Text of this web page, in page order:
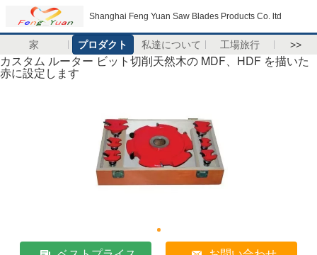
Shanghai Feng Yuan Saw Blades Products Co. ltd
家 プロダクト 私達について 工場旅行 >>
カスタム ルーター ビット切削天然木の MDF、HDF を描いた
赤に設定します